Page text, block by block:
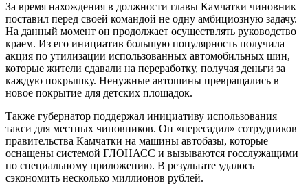
За время нахождения в должности главы Камчатки чиновник
поставил перед своей командой не одну амбициозную задачу.
На данный момент он продолжает осуществлять руководство
краем. Из его инициатив большую популярность получила
акция по утилизации использованных автомобильных шин,
которые жители сдавали на переработку, получая деньги за
каждую покрышку. Ненужные автошины превращались в
новое покрытие для детских площадок.
Также губернатор поддержал инициативу использования
такси для местных чиновников. Он «пересадил» сотрудников
правительства Камчатки на машины автобазы, которые
оснащены системой ГЛОНАСС и вызываются госслужащими
по специальному приложению. В результате удалось
сэкономить несколько миллионов рублей.